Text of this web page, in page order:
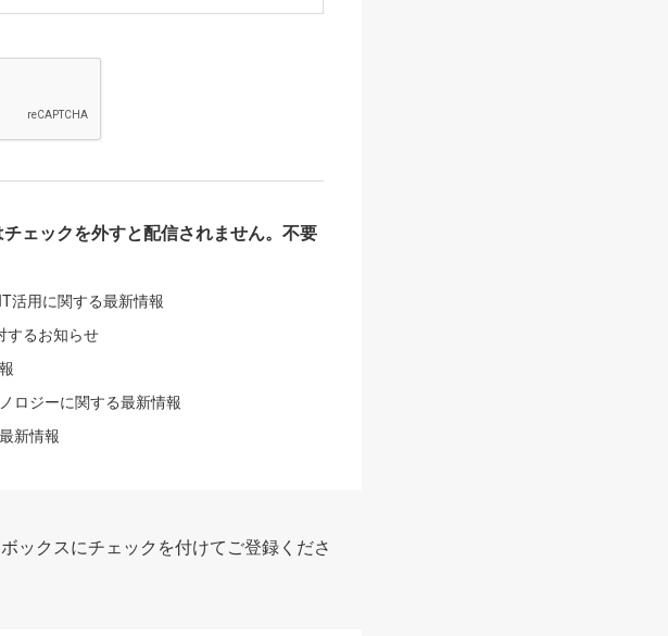
ェックを外すと配信されません。不要
活用に関する最新情報
するお知らせ
ロジーに関する最新情報
新情報
ックスにチェックを付けてご登録くださ